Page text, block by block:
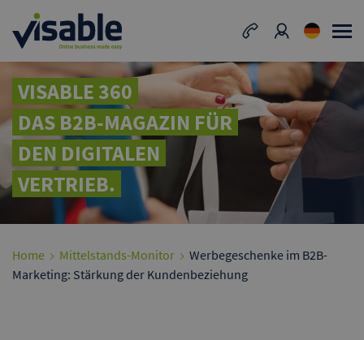
VISABLE 360
DAS B2B-MAGAZIN FÜR
DEN DIGITALEN
VERTRIEB.
Home Mittelstands-Monitor
Werbegeschenke im B2B-
Marketing: Stärkung der Kundenbeziehung